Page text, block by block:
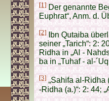
[1]Der genannte
Euphrat“, Anm. d.
[2]Ibn Qutaiba
seiner „Tarich“: 2:
Ridha in „Al -
ba in „Tuhaf - al-
[3]„Sahifa al-Ridha
-Ridha (a.)“: 2: 44;